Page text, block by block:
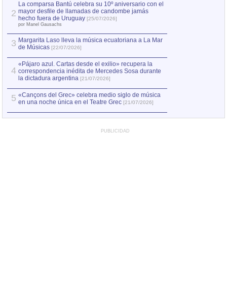
2
La comparsa Bantú celebra su 10º aniversario con el
mayor desfile de llamadas de candombe jamás
hecho fuera de Uruguay [25/07/2026]
por Manel Gausachs
3 Margarita Laso lleva la música ecuatoriana a La Mar
de Músicas [22/07/2026]
4
«Pájaro azul. Cartas desde el exilio» recupera la
correspondencia inédita de Mercedes Sosa durante
la dictadura argentina [21/07/2026]
5 «Cançons del Grec» celebra medio siglo de música
en una noche única en el Teatre Grec [21/07/2026]
PUBLICIDAD